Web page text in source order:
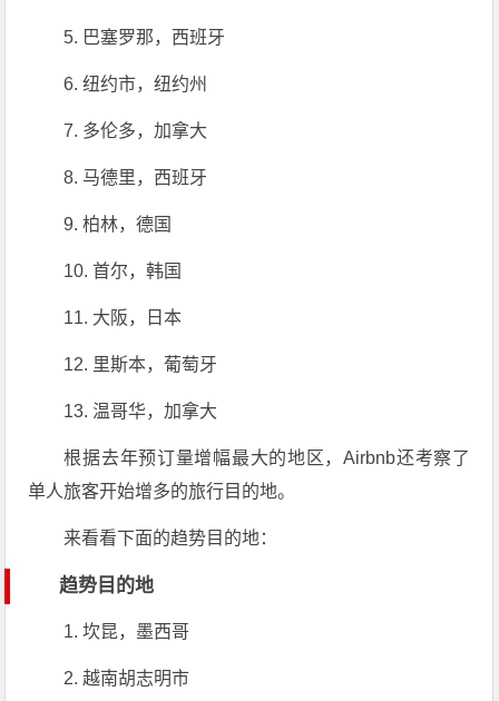
5. 巴塞罗那，西班牙
6. 纽约市，纽约州
7. 多伦多，加拿大
8. 马德里，西班牙
9. 柏林，德国
10. 首尔，韩国
11. 大阪，日本
12. 里斯本，葡萄牙
13. 温哥华，加拿大
根据去年预订量增幅最大的地区，Airbnb还考察了
单人旅客开始增多的旅行目的地。
来看看下面的趋势目的地：
趋势目的地
1. 坎昆，墨西哥
2. 越南胡志明市